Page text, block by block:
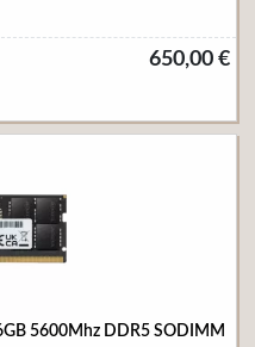
650,00 €
5600Mhz DDR5 SODIMM